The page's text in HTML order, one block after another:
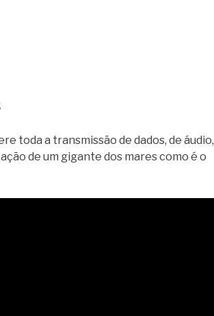
toda a transmissão de dados, de áudio,
de um gigante dos mares como é o